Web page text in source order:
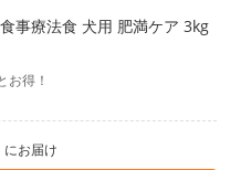
事療法食 犬用 肥満ケア 3kg
お得！
にお届け